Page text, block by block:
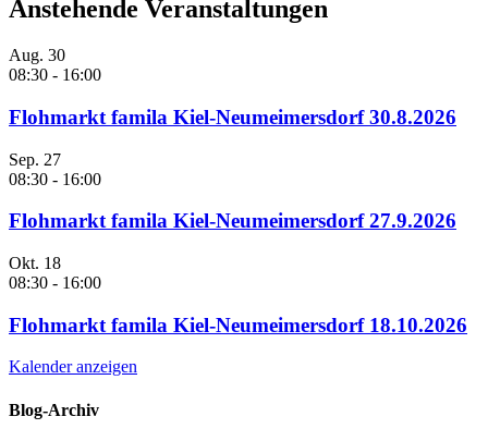
Anstehende Veranstaltungen
Aug. 30
08:30 - 16:00
Flohmarkt famila Kiel-Neumeimersdorf 30.8.2026
Sep. 27
08:30 - 16:00
Flohmarkt famila Kiel-Neumeimersdorf 27.9.2026
Okt. 18
08:30 - 16:00
Flohmarkt famila Kiel-Neumeimersdorf 18.10.2026
Kalender anzeigen
Blog-Archiv